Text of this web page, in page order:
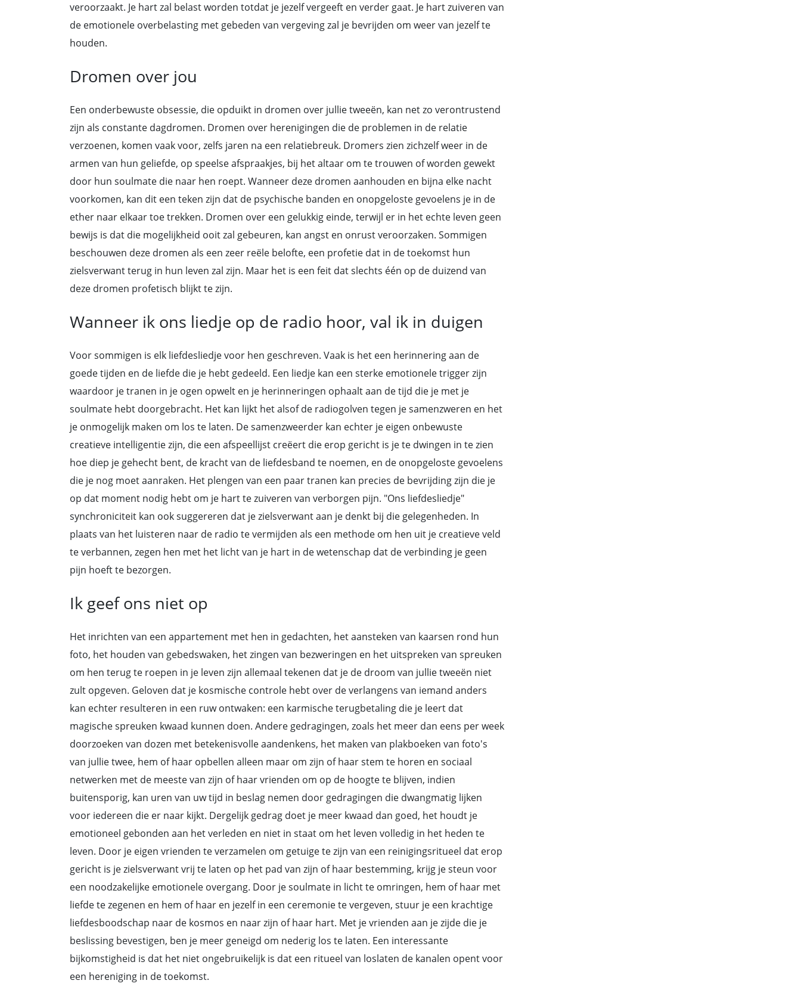
veroorzaakt. Je hart zal belast worden totdat je jezelf vergeeft en verder gaat. Je hart zuiveren van
de emotionele overbelasting met gebeden van vergeving zal je bevrijden om weer van jezelf te
houden.
Dromen over jou
Een onderbewuste obsessie, die opduikt in dromen over jullie tweeën, kan net zo verontrustend
zijn als constante dagdromen. Dromen over herenigingen die de problemen in de relatie
verzoenen, komen vaak voor, zelfs jaren na een relatiebreuk. Dromers zien zichzelf weer in de
armen van hun geliefde, op speelse afspraakjes, bij het altaar om te trouwen of worden gewekt
door hun soulmate die naar hen roept. Wanneer deze dromen aanhouden en bijna elke nacht
voorkomen, kan dit een teken zijn dat de psychische banden en onopgeloste gevoelens je in de
ether naar elkaar toe trekken. Dromen over een gelukkig einde, terwijl er in het echte leven geen
bewijs is dat die mogelijkheid ooit zal gebeuren, kan angst en onrust veroorzaken. Sommigen
beschouwen deze dromen als een zeer reële belofte, een profetie dat in de toekomst hun
zielsverwant terug in hun leven zal zijn. Maar het is een feit dat slechts één op de duizend van
deze dromen profetisch blijkt te zijn.
Wanneer ik ons liedje op de radio hoor, val ik in duigen
Voor sommigen is elk liefdesliedje voor hen geschreven. Vaak is het een herinnering aan de
goede tijden en de liefde die je hebt gedeeld. Een liedje kan een sterke emotionele trigger zijn
waardoor je tranen in je ogen opwelt en je herinneringen ophaalt aan de tijd die je met je
soulmate hebt doorgebracht. Het kan lijkt het alsof de radiogolven tegen je samenzweren en het
je onmogelijk maken om los te laten. De samenzweerder kan echter je eigen onbewuste
creatieve intelligentie zijn, die een afspeellijst creëert die erop gericht is je te dwingen in te zien
hoe diep je gehecht bent, de kracht van de liefdesband te noemen, en de onopgeloste gevoelens
die je nog moet aanraken. Het plengen van een paar tranen kan precies de bevrijding zijn die je
op dat moment nodig hebt om je hart te zuiveren van verborgen pijn. "Ons liefdesliedje"
synchroniciteit kan ook suggereren dat je zielsverwant aan je denkt bij die gelegenheden. In
plaats van het luisteren naar de radio te vermijden als een methode om hen uit je creatieve veld
te verbannen, zegen hen met het licht van je hart in de wetenschap dat de verbinding je geen
pijn hoeft te bezorgen.
Ik geef ons niet op
Het inrichten van een appartement met hen in gedachten, het aansteken van kaarsen rond hun
foto, het houden van gebedswaken, het zingen van bezweringen en het uitspreken van spreuken
om hen terug te roepen in je leven zijn allemaal tekenen dat je de droom van jullie tweeën niet
zult opgeven. Geloven dat je kosmische controle hebt over de verlangens van iemand anders
kan echter resulteren in een ruw ontwaken: een karmische terugbetaling die je leert dat
magische spreuken kwaad kunnen doen. Andere gedragingen, zoals het meer dan eens per week
doorzoeken van dozen met betekenisvolle aandenkens, het maken van plakboeken van foto's
van jullie twee, hem of haar opbellen alleen maar om zijn of haar stem te horen en sociaal
netwerken met de meeste van zijn of haar vrienden om op de hoogte te blijven, indien
buitensporig, kan uren van uw tijd in beslag nemen door gedragingen die dwangmatig lijken
voor iedereen die er naar kijkt. Dergelijk gedrag doet je meer kwaad dan goed, het houdt je
emotioneel gebonden aan het verleden en niet in staat om het leven volledig in het heden te
leven. Door je eigen vrienden te verzamelen om getuige te zijn van een reinigingsritueel dat erop
gericht is je zielsverwant vrij te laten op het pad van zijn of haar bestemming, krijg je steun voor
een noodzakelijke emotionele overgang. Door je soulmate in licht te omringen, hem of haar met
liefde te zegenen en hem of haar en jezelf in een ceremonie te vergeven, stuur je een krachtige
liefdesboodschap naar de kosmos en naar zijn of haar hart. Met je vrienden aan je zijde die je
beslissing bevestigen, ben je meer geneigd om nederig los te laten. Een interessante
bijkomstigheid is dat het niet ongebruikelijk is dat een ritueel van loslaten de kanalen opent voor
een hereniging in de toekomst.